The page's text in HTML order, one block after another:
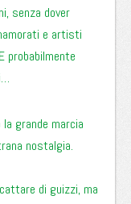
senza dover
e artisti
probabilmente
grande marcia
nostalgia.
di guizzi, ma